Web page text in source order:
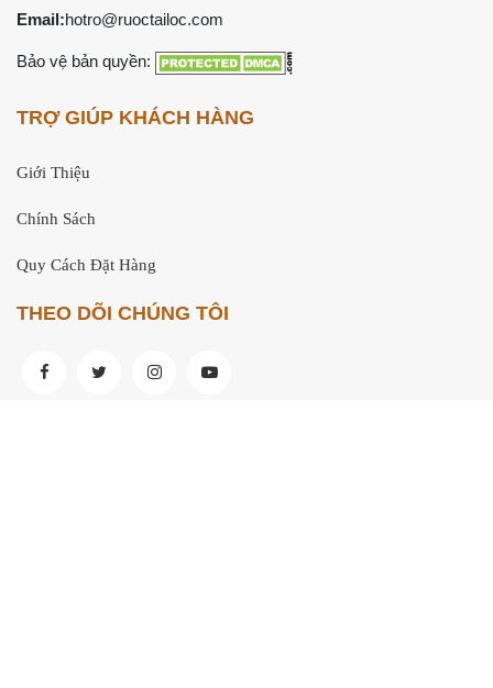
Email:hotro@ruoctailoc.com
Bảo vệ bản quyền:
TRỢ GIÚP KHÁCH HÀNG
Giới Thiệu
Chính Sách
Quy Cách Đặt Hàng
THEO DÕI CHÚNG TÔI